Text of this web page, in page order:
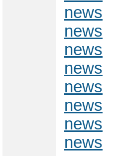
news
news
news
news
news
news
news
news